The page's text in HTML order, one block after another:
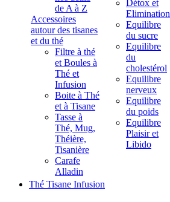
de A à Z
Accessoires
autour des tisanes
et du thé
Filtre à thé
et Boules à
Thé et
Infusion
Boite à Thé
et à Tisane
Tasse à
Thé, Mug,
Théière,
Tisanière
Carafe
Alladin
Détox et
Elimination
Equilibre
du sucre
Equilibre
du
cholestérol
Equilibre
nerveux
Equilibre
du poids
Equilibre
Plaisir et
Libido
Thé Tisane Infusion